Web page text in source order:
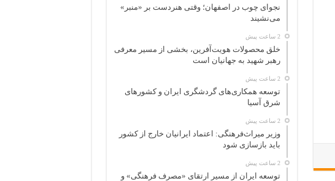
نجوای چوب در اصفهان؛ وقتی هنردست بر «منبر»
می‌نشیند
2 ساعت پیش
خلق محصولات هویت‌آفرین، بخشی از مسیر معرفی
رهبر شهید به جهانیان است
2 ساعت پیش
توسعه همکاری‌های گردشگری ایران و کشورهای
شرق آسیا
2 ساعت پیش
وزیر میراث‌فرهنگی: اعتماد ایرانیان خارج از کشور
باید بازسازی شود
2 ساعت پیش
توسعه ایران از مسیر ارتقای «مصرف فرهنگی» و